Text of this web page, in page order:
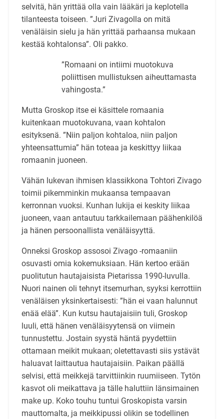
selvitä, hän yrittää olla vain lääkäri ja keplotella
tilanteesta toiseen. ”Juri Zivagolla on mitä
venäläisin sielu ja hän yrittää parhaansa mukaan
kestää kohtalonsa”. Oli pakko.
”Romaani on intiimi muotokuva
poliittisen mullistuksen aiheuttamasta
vahingosta.”
Mutta Groskop itse ei käsittele romaania
kuitenkaan muotokuvana, vaan kohtalon
esityksenä. ”Niin paljon kohtaloa, niin paljon
yhteensattumia” hän toteaa ja keskittyy liikaa
romaanin juoneen.
Vähän lukevan ihmisen klassikkona Tohtori Zivago
toimii pikemminkin mukaansa tempaavan
kerronnan vuoksi. Kunhan lukija ei keskity liikaa
juoneen, vaan antautuu tarkkailemaan päähenkilöä
ja hänen persoonallista venäläisyyttä.
Onneksi Groskop assosoi Zivago -romaaniin
osuvasti omia kokemuksiaan. Hän kertoo erään
puolitutun hautajaisista Pietarissa 1990-luvulla.
Nuori nainen oli tehnyt itsemurhan, syyksi kerrottiin
venäläisen yksinkertaisesti: ”hän ei vaan halunnut
enää elää”. Kun kutsu hautajaisiin tuli, Groskop
luuli, että hänen venäläisyytensä on viimein
tunnustettu. Jostain syystä häntä pyydettiin
ottamaan meikit mukaan; oletettavasti siis ystävät
haluavat laittautua hautajaisiin. Paikan päällä
selvisi, että meikkejä tarvittiinkin ruumiiseen. Tytön
kasvot oli meikattava ja tälle haluttiin länsimainen
make up. Koko touhu tuntui Groskopista varsin
mauttomalta, ja meikkipussi olikin se todellinen